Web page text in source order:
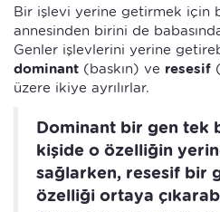
Bir işlevi yerine getirmek için
annesinden birini de
Genler işlevlerini yerine
dominant (baskın) ve resesif
üzere ikiye ayrılırlar.
Dominant bir gen tek
kişide o özelliğin
sağlarken, resesif bir
özelliği ortaya